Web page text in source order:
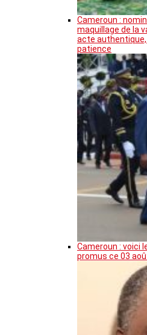
Cameroun :
maquillage de la
acte authentique,
patience
Cameroun : voici
promus ce 03